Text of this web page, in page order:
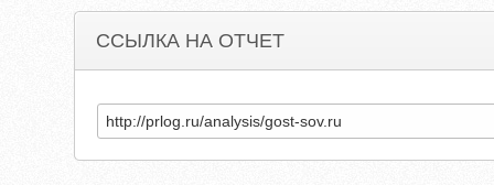
ССЫЛКА НА ОТЧЕТ